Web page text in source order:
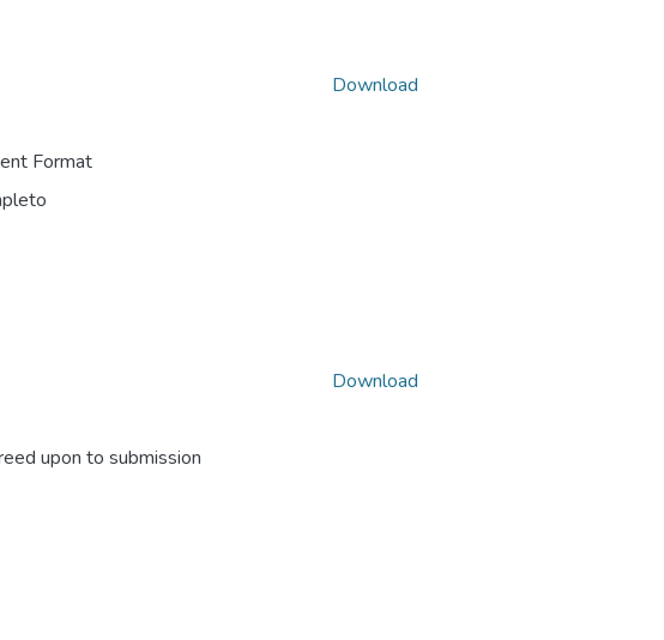
Format
Download
upon to submission
Download